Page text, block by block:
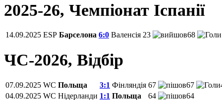
2025-26, Чемпiонат Іспанії
14.09.2025 ESP Барселона 6:0 Валенсія 23 68
ЧС-2026, Відбір
07.09.2025 WC Польща 3:1 Фінляндія 67 67
04.09.2025 WC Нідерланди 1:1 Польща 64 64